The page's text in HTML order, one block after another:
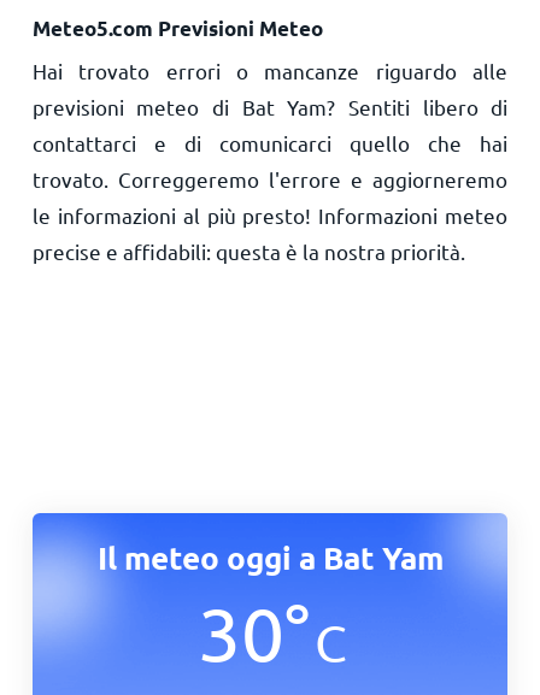
Meteo5.com Previsioni Meteo
Hai trovato errori o mancanze riguardo alle
previsioni meteo di Bat Yam? Sentiti libero di
contattarci e di comunicarci quello che hai
trovato. Correggeremo l'errore e aggiorneremo
le informazioni al più presto! Informazioni meteo
precise e affidabili: questa è la nostra priorità.
Il meteo oggi a Bat Yam
30°C